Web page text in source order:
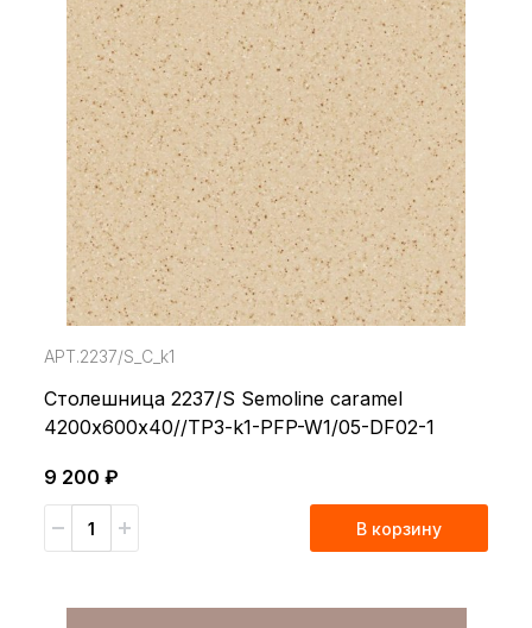
АРТ.2237/S_С_k1
Столешница 2237/S Semoline caramel
4200х600х40//TP3-k1-PFP-W1/05-DF02-1
9 200 ₽
В корзину